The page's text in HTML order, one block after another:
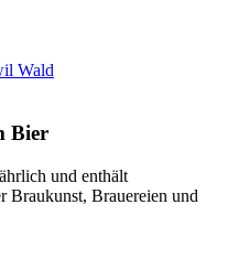
Wald
Bier
und enthält
Braukunst, Brauereien und